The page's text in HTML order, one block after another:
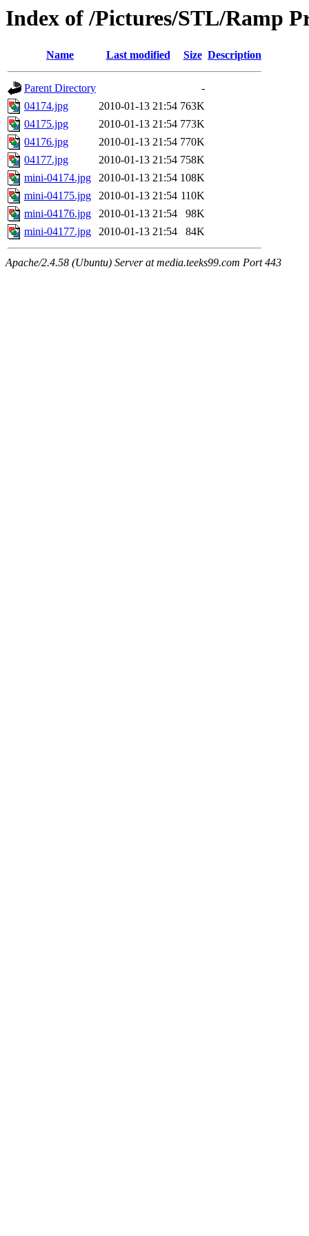
Index of /Pictures/STL/Ramp
Name Last modified Size Description
Parent Directory
-
04174.jpg
2010-01-13 21:54 763K
04175.jpg
2010-01-13 21:54 773K
04176.jpg
2010-01-13 21:54 770K
04177.jpg
2010-01-13 21:54 758K
mini-04174.jpg
2010-01-13 21:54 108K
mini-04175.jpg
2010-01-13 21:54 110K
mini-04176.jpg
2010-01-13 21:54
98K
mini-04177.jpg
2010-01-13 21:54 84K
Apache/2.4.58 (Ubuntu) Server at media.teeks99.com Port 443